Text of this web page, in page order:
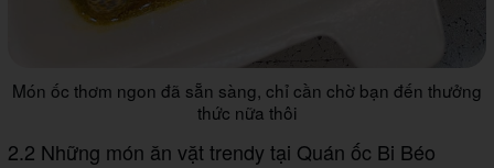
Món ốc thơm ngon đã sẵn sàng, chỉ cần chờ bạn đến thưởng
thức nữa thôi
2.2 Những món ăn vặt trendy tại Quán ốc Bi Béo